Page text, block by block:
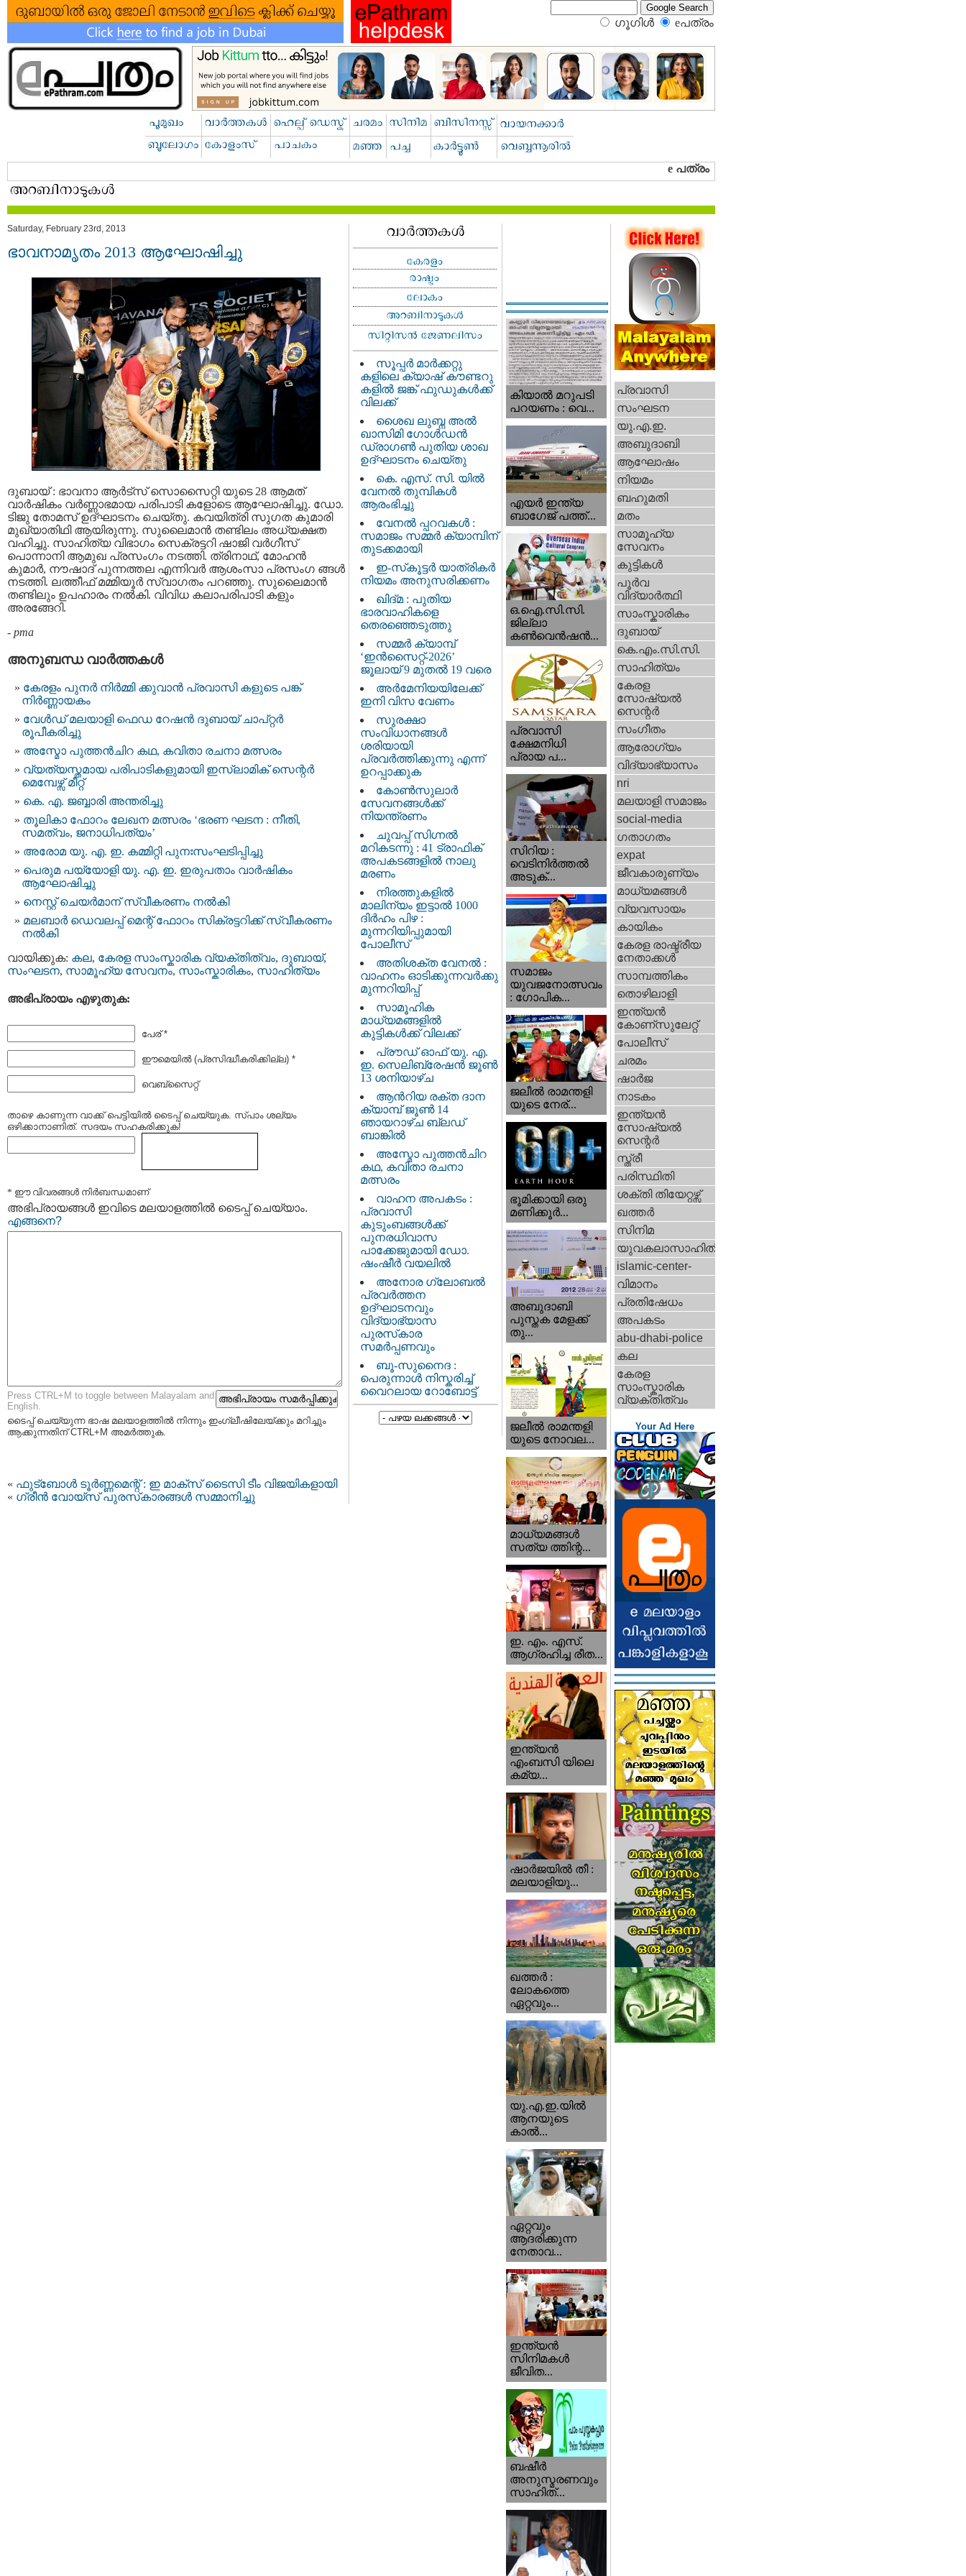
ഗൂഗിള്‍ eപത്രം‍
Saturday, February 23rd, 2013
ഭാവനാമൃതം 2013 ആഘോഷിച്ചു
ദുബായ് : ഭാവനാ ആര്‍ട്‌സ് സൊസൈറ്റി യുടെ 28 ആമത്
വാര്‍ഷികം വര്‍ണ്ണാഭമായ പരിപാടി കളോടെ ആഘോഷിച്ചു. ഡോ.
ടിജു തോമസ് ഉദ്ഘാടനം ചെയ്തു. കവയിത്രി സുഗത കുമാരി
മുഖ്യാതിഥി ആയിരുന്നു. സുലൈമാന്‍ തണ്ടിലം അധ്യക്ഷത
വഹിച്ചു. സാഹിത്യ വിഭാഗം സെക്രട്ടറി ഷാജി വര്‍ഗീസ്
പൊന്നാനി ആമുഖ പ്രസംഗം നടത്തി. ത്രിനാഥ്‌, മോഹന്‍
കുമാര്‍, നൗഷാദ് പുന്നത്തല എന്നിവര്‍ ആശംസാ പ്രസംഗ ങ്ങള്‍
നടത്തി. ലത്തീഫ് മമ്മിയൂര്‍ സ്വാഗതം പറഞ്ഞു. സുലൈമാന്‍
തണ്ടിലും ഉപഹാരം നല്‍കി. വിവിധ കലാപരിപാടി കളും
അരങ്ങേറി.
- pma
അനുബന്ധ വാര്‍ത്തകള്‍
കേരളം പുനർ നിർമ്മി ക്കുവാന്‍ പ്രവാസി കളുടെ പങ്ക്
നിർണ്ണായകം
വേള്‍ഡ് മലയാളി ഫെഡ റേഷന്‍ ദുബായ് ചാപ്റ്റർ
രൂപീകരിച്ചു
അസ്മോ പുത്തൻചിറ കഥ, കവിതാ രചനാ മത്സരം
വ്യത്യസ്തമായ പരിപാടികളുമായി ഇസ്ലാമിക് സെന്റർ
മെമ്പേഴ്സ് മീറ്റ്
കെ. എ. ജബ്ബാരി അന്തരിച്ചു
തൂലികാ ഫോറം ലേഖന മത്സരം ‘ഭരണ ഘടന : നീതി,
സമത്വം, ജനാധിപത്യം’
അരോമ യു. എ. ഇ. കമ്മിറ്റി പുനഃസംഘടിപ്പിച്ചു
പെരുമ പയ്യോളി യു. എ. ഇ. ഇരുപതാം വാർഷികം
ആഘോഷിച്ചു
നെസ്റ്റ് ചെയർമാന് സ്വീകരണം നൽകി
മലബാർ ഡെവലപ്പ് മെന്റ് ഫോറം സിക്രട്ടറിക്ക് സ്വീകരണം
നൽകി
വായിക്കുക: കല, കേരള സാംസ്കാരിക വ്യക്തിത്വം, ദുബായ്‌,
സംഘടന, സാമൂഹ്യ സേവനം, സാംസ്കാരികം, സാഹിത്യം
അഭിപ്രായം എഴുതുക:
പേര് *
ഈമെയില്‍ (പ്രസിദ്ധീകരിക്കില്ല) *
വെബ്സൈറ്റ്
താഴെ കാണുന്ന വാക്ക് പെട്ടിയില്‍ ടൈപ്പ്‌ ചെയ്യുക. സ്പാം ശല്യം
ഒഴിക്കാനാണിത്. സദയം സഹകരിക്കുക!
* ഈ വിവരങ്ങള്‍ നിര്‍ബന്ധമാണ്
അഭിപ്രായങ്ങള്‍ ഇവിടെ മലയാളത്തില്‍ ടൈപ്പ് ചെയ്യാം.
എങ്ങനെ?
Press CTRL+M to toggle between Malayalam and
English.
ടൈപ്പ്‌ ചെയ്യുന്ന ഭാഷ മലയാളത്തില്‍ നിന്നും ഇംഗ്ലീഷിലേയ്ക്കും മറിച്ചും
ആക്കുന്നതിന് CTRL+M അമര്‍ത്തുക.
« ഫുട്‌ബോള്‍ ടൂര്‍ണ്ണമെന്റ് : ഇ മാക്സ് ടൈസി ടീം വിജയികളായി
« ഗ്രീന്‍ വോയ്‌സ് പുരസ്‌കാരങ്ങള്‍ സമ്മാനിച്ചു
സൂപ്പർ മാർക്കറ്റു
കളിലെ ക്യാഷ് കൗണ്ടറു
കളിൽ ജങ്ക് ഫുഡുകൾക്ക്
വിലക്ക്
ശൈഖ ലുബ്ന അൽ
ഖാസിമി ഗോൾഡൻ
ഡ്രാഗൺ പുതിയ ശാഖ
ഉദ്ഘാടനം ചെയ്തു
കെ. എസ്. സി. യിൽ
വേനൽ തുമ്പികൾ
ആരംഭിച്ചു
വേനൽ പ്പറവകൾ :
സമാജം സമ്മർ ക്യാമ്പിന്
തുടക്കമായി
ഇ-സ്‌കൂട്ടർ യാത്രികർ
നിയമം അനുസരിക്കണം
ഖിദ്മ : പുതിയ
ഭാരവാഹികളെ
തെരഞ്ഞെടുത്തു
സമ്മർ ക്യാമ്പ്
‘ഇൻസൈറ്റ്-2026’
ജൂലായ് 9 മുതൽ 19 വരെ
അർമേനിയയിലേക്ക്
ഇനി വിസ വേണം
സുരക്ഷാ
സംവിധാനങ്ങൾ
ശരിയായി
പ്രവർത്തിക്കുന്നു എന്ന്
ഉറപ്പാക്കുക
കോൺസുലാർ
സേവനങ്ങൾക്ക്
നിയന്ത്രണം
ചുവപ്പ് സിഗ്നൽ
മറികടന്നു : 41 ട്രാഫിക്
അപകടങ്ങളിൽ നാലു
മരണം
നിരത്തുകളിൽ
മാലിന്യം ഇട്ടാൽ 1000
ദിർഹം പിഴ :
മുന്നറിയിപ്പുമായി
പോലീസ്
അതിശക്ത വേനൽ :
വാഹനം ഓടിക്കുന്നവർക്കു
മുന്നറിയിപ്പ്
സാമൂഹിക
മാധ്യമങ്ങളിൽ
കുട്ടികൾക്ക് വിലക്ക്
പ്രൗഡ് ഓഫ് യു. എ.
ഇ. സെലിബ്രേഷൻ ജൂൺ
13 ശനിയാഴ്ച
ആൻറിയ രക്ത ദാന
ക്യാമ്പ് ജൂൺ 14
ഞായറാഴ്ച ബ്ലഡ്
ബാങ്കിൽ
അസ്മോ പുത്തൻചിറ
കഥ, കവിതാ രചനാ
മത്സരം
വാഹന അപകടം :
പ്രവാസി
കുടുംബങ്ങൾക്ക്
പുനരധിവാസ
പാക്കേജുമായി ഡോ.
ഷംഷീർ വയലിൽ
അനോര ഗ്ലോബൽ
പ്രവർത്തന
ഉദ്ഘാടനവും
വിദ്യാഭ്യാസ
പുരസ്‌കാര
സമർപ്പണവും
ബൂ-സുനൈദ :
പെരുന്നാൾ നിസ്കരിച്ച്
വൈറലായ റോബോട്ട്
കിയാല്‍ മറുപടി
പറയണം : വെ...
എയര്‍ ഇന്ത്യ
ബാഗേജ് പത്ത്...
ഒ.ഐ.സി.സി.
ജില്ലാ
കൺവെൻഷൻ...
പ്രവാസി
ക്ഷേമനിധി
പ്രായ പ...
സിറിയ :
വെടിനിർത്തൽ
അടുക്...
സമാജം
യുവജനോത്സവം
: ഗോപിക...
ജലീല്‍ രാമന്തളി
യുടെ നേര്...
ഭൂമിക്കായി ഒരു
മണിക്കൂര്‍...
അബുദാബി
പുസ്തക മേളക്ക്
തു...
ജലീല്‍ രാമന്തളി
യുടെ നോവല...
മാധ്യമങ്ങള്‍
സത്യ ത്തിന്റ...
ഇ. എം. എസ്.
ആഗ്രഹിച്ച രീത...
ഇന്ത്യന്‍
എംബസി യിലെ
കമ്യ...
ഷാര്‍ജയില്‍ തീ :
മലയാളിയു...
ഖത്തര്‍ :
ലോകത്തെ
ഏറ്റവും...
യു.എ.ഇ.യില്‍
ആനയുടെ
കാല്‍...
ഏറ്റവും
ആദരിക്കുന്ന
നേതാവ...
ഇന്ത്യന്‍
സിനിമകള്‍
ജീവിത...
ബഷീര്‍
അനുസ്മരണവും
സാഹിത്...
പ്രവാസി
സംഘടന
യു.എ.ഇ.
അബുദാബി
ആഘോഷം
നിയമം
ബഹുമതി
മതം
സാമൂഹ്യ
സേവനം
കുട്ടികള്‍
പൂര്‍വ
വിദ്യാര്‍ത്ഥി
സാംസ്കാരികം
ദുബായ്‌
കെ.എം.സി.സി.
സാഹിത്യം
കേരള
സോഷ്യല്‍
സെന്റര്‍
സംഗീതം
ആരോഗ്യം
വിദ്യാഭ്യാസം
nri
മലയാളി സമാജം
social-media
ഗതാഗതം
expat
ജീവകാരുണ്യം
മാധ്യമങ്ങള്‍
വ്യവസായം
കായികം
കേരള രാഷ്ട്രീയ
നേതാക്കള്‍
സാമ്പത്തികം
തൊഴിലാളി
ഇന്ത്യന്‍
കോണ്സുലേറ്റ്
പോലീസ്
ചരമം
ഷാര്‍ജ
നാടകം
ഇന്ത്യന്‍
സോഷ്യല്‍
സെന്റര്‍
സ്ത്രീ
പരിസ്ഥിതി
ശക്തി തിയേറ്റഴ്സ്
ഖത്തര്‍
സിനിമ
യുവകലാസാഹിതി
islamic-center-
വിമാനം
പ്രതിഷേധം
അപകടം
abu-dhabi-police
കല
കേരള
സാംസ്കാരിക
വ്യക്തിത്വം
Your Ad Here